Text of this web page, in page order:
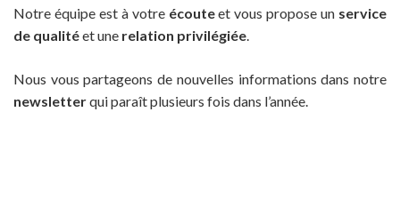
Notre équipe est à votre écouteet vous propose un service
de qualitéet une relation privilégiée
Nous vous partageons de nouvelles informations dans notre
newsletterqui paraît plusieurs fois dans l’année.